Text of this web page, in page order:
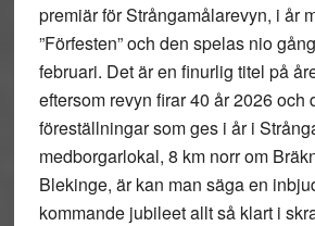
premiär för Strångamålarevyn, i år
”Förfesten” och den spelas nio
februari. Det är en finurlig titel på
eftersom revyn firar 40 år 2026 och
föreställningar som ges i år i
medborgarlokal, 8 km norr om
Blekinge, är kan man säga en
kommande jubileet allt så klart i